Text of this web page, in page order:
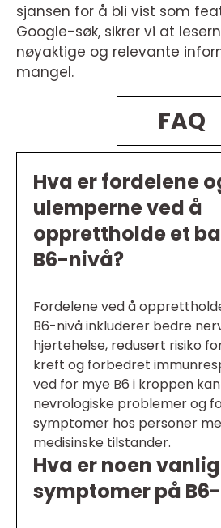
sjansen for å bli vist som
Google-søk, sikrer vi at
nøyaktige og relevante
mangel.
FAQ
Hva er fordelene
ulemperne ved å
opprettholde et
B6-nivå?
Fordelene ved å
B6-nivå inkluderer bedre
hjertehelse, redusert risiko
kreft og forbedret
ved for mye B6 i kroppen
nevrologiske problemer og
symptomer hos personer
medisinske tilstander.
Hva er noen
symptomer på